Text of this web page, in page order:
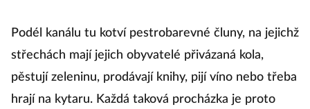
Podél kanálu tu kotví pestrobarevné čluny, na jejichž
střechách mají jejich obyvatelé přivázaná kola,
pěstují zeleninu, prodávají knihy, pijí víno nebo třeba
hrají na kytaru. Každá taková procházka je proto